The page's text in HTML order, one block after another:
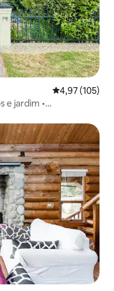
4,97 de uma
4,97 (105)
e jardim •